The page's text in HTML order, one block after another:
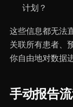
计划？
这些信息都无法
关联所有患者、
你自由地对数据
手动报告